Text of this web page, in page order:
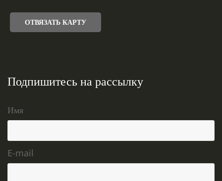
ОТВЯЗАТЬ КАРТУ
Подпишитесь на рассылку
Имя
E-mail